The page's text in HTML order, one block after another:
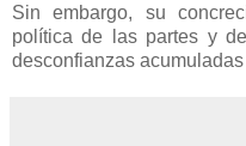
Sin embargo, su
política de las partes y
desconfianzas